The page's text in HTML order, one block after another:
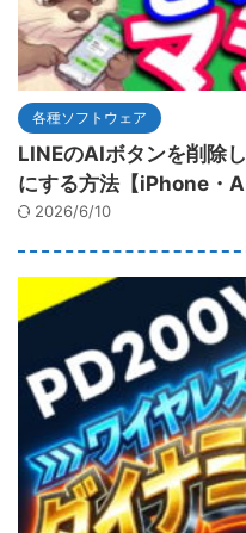
各種ソフトウェア
LINEのAIボタンを削除
にする方法【iPhone・
2026/6/10